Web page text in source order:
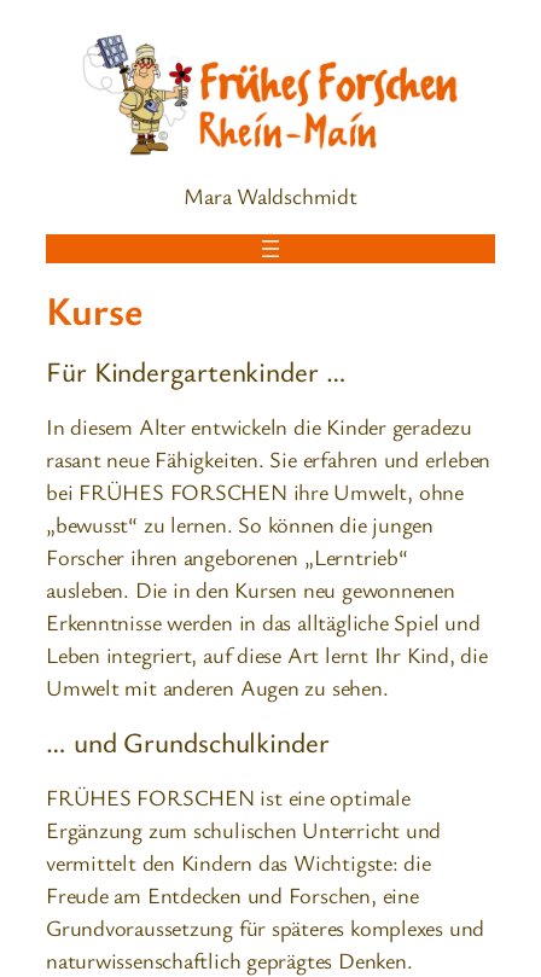
springen
Mara Waldschmidt
Kurse
Für Kindergartenkinder …
In diesem Alter entwickeln die Kinder geradezu
rasant neue Fähigkeiten. Sie erfahren und erleben
bei FRÜHES FORSCHEN ihre Umwelt, ohne
„bewusst“ zu lernen. So können die jungen
Forscher ihren angeborenen „Lerntrieb“
ausleben. Die in den Kursen neu gewonnenen
Erkenntnisse werden in das alltägliche Spiel und
Leben integriert, auf diese Art lernt Ihr Kind, die
Umwelt mit anderen Augen zu sehen.
… und Grundschulkinder
FRÜHES FORSCHEN ist eine optimale
Ergänzung zum schulischen Unterricht und
vermittelt den Kindern das Wichtigste: die
Freude am Entdecken und Forschen, eine
Grundvoraussetzung für späteres komplexes und
naturwissenschaftlich geprägtes Denken.